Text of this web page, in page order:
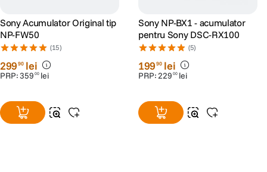
Sony Acumulator Original tip
NP-FW50
(15)
29990 lei
PRP:359 00 lei
Sony NP-BX1 - acumulator
pentru Sony DSC-RX100
(5)
19990 lei
PRP:229 00 lei